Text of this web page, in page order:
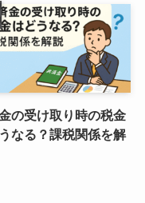
の受け取り時の税金
なる？課税関係を解